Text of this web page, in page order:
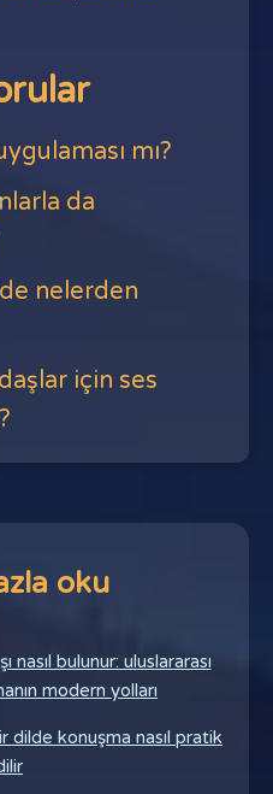
mı?
da
nelerden
için ses
oku
bulunur: uluslararası
modern yolları
konuşma nasıl pratik